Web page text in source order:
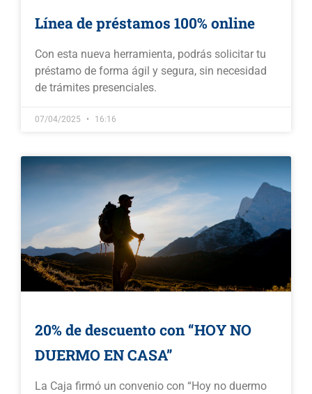
Línea de préstamos 100% online
Con esta nueva herramienta, podrás solicitar tu
préstamo de forma ágil y segura, sin necesidad
de trámites presenciales.
07/04/2025 16:16
20% de descuento con “HOY NO
DUERMO EN CASA”
La Caja firmó un convenio con “Hoy no duermo